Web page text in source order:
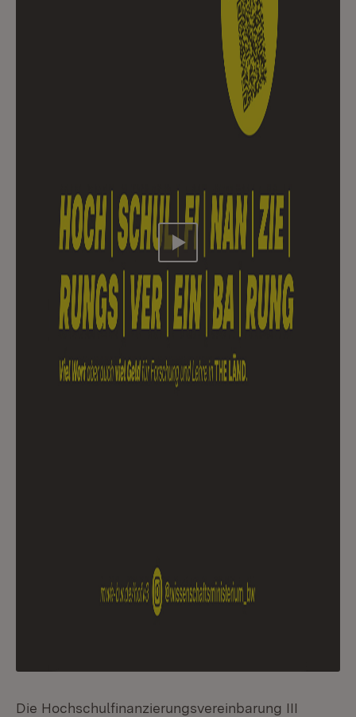
Video abspielen
Die Hochschulfinanzierungsvereinbarung III